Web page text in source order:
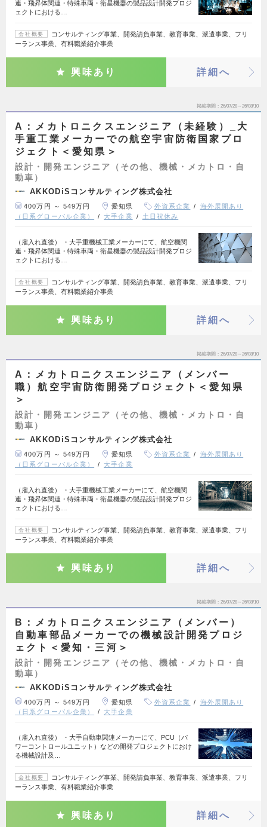
連・飛昇体関連・特殊車両・衛星機器の製品設計開発プロジ
ェクトにおける…
会社概要
コンサルティング事業、開発請負事業、教育事業、派遣事業、フリ
ーランス事業、有料職業紹介事業
興味あり 詳細へ
掲載期間 26/07/28～26/08/10
A：メカトロニクスエンジニア（未経験）_大
手重工業メーカーでの航空宇宙防衛国家プロ
ジェクト＜愛知県＞
設計・開発エンジニア（その他、機械・メカトロ・自
動車）
AKKODiSコンサルティング株式会社
400万円 ～ 549万円 愛知県 外資系企業
海外展開あり
（日系グローバル企業）
大手企業 土日祝休み
（雇入れ直後） ・大手重機械工業メーカーにて、航空機関
連・飛昇体関連・特殊車両・衛星機器の製品設計開発プロジ
ェクトにおける…
会社概要
コンサルティング事業、開発請負事業、教育事業、派遣事業、フリ
ーランス事業、有料職業紹介事業
興味あり 詳細へ
掲載期間 26/07/28～26/08/10
A：メカトロニクスエンジニア（メンバー
職）航空宇宙防衛開発プロジェクト＜愛知県
＞
設計・開発エンジニア（その他、機械・メカトロ・自
動車）
AKKODiSコンサルティング株式会社
400万円 ～ 549万円 愛知県 外資系企業
海外展開あり
（日系グローバル企業）
大手企業
（雇入れ直後） ・大手重機械工業メーカーにて、航空機関
連・飛昇体関連・特殊車両・衛星機器の製品設計開発プロジ
ェクトにおける…
会社概要
コンサルティング事業、開発請負事業、教育事業、派遣事業、フリ
ーランス事業、有料職業紹介事業
興味あり 詳細へ
掲載期間 26/07/28～26/08/10
B：メカトロニクスエンジニア（メンバー）
自動車部品メーカーでの機械設計開発プロジ
ェクト＜愛知・三河＞
設計・開発エンジニア（その他、機械・メカトロ・自
動車）
AKKODiSコンサルティング株式会社
400万円 ～ 549万円 愛知県 外資系企業
海外展開あり
（日系グローバル企業）
大手企業
（雇入れ直後） ・大手自動車関連メーカーにて、PCU（パ
ワーコントロールユニット）などの開発プロジェクトにおけ
る機械設計及…
会社概要
コンサルティング事業、開発請負事業、教育事業、派遣事業、フリ
ーランス事業、有料職業紹介事業
興味あり 詳細へ